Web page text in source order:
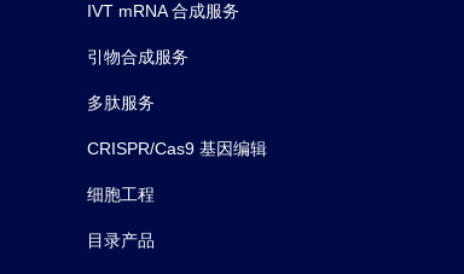
IVT mRNA 合成服务
引物合成服务
多肽服务
CRISPR/Cas9 基因编辑
细胞工程
目录产品